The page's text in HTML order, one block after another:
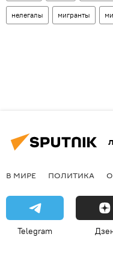
нелегалы мигранты
В МИРЕ ПОЛИТИКА
Telegram